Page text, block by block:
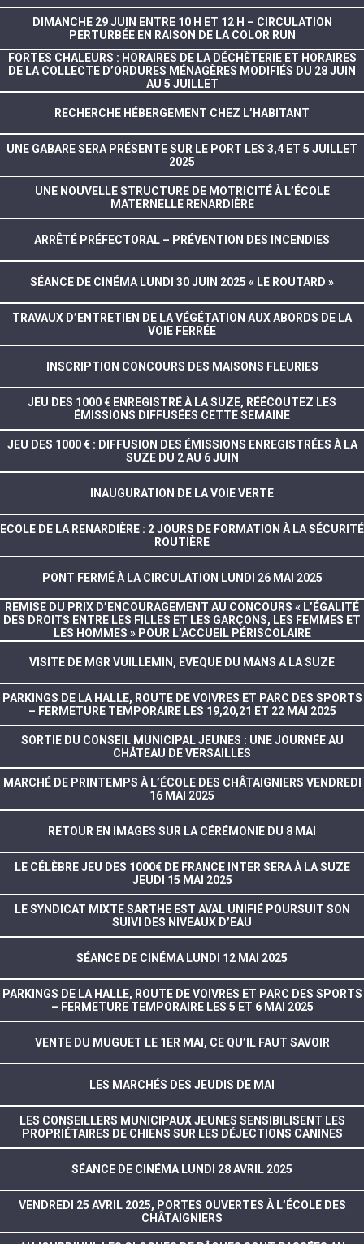
DIMANCHE 29 JUIN ENTRE 10 H ET 12 H – CIRCULATION
PERTURBÉE EN RAISON DE LA COLOR RUN
FORTES CHALEURS : HORAIRES DE LA DÉCHÈTERIE ET HORAIRES
DE LA COLLECTE D’ORDURES MÉNAGÈRES MODIFIÉS DU 28 JUIN
AU 5 JUILLET
RECHERCHE HÉBERGEMENT CHEZ L’HABITANT
UNE GABARE SERA PRÉSENTE SUR LE PORT LES 3,4 ET 5 JUILLET
2025
UNE NOUVELLE STRUCTURE DE MOTRICITÉ À L’ÉCOLE
MATERNELLE RENARDIÈRE
ARRÊTÉ PRÉFECTORAL – PRÉVENTION DES INCENDIES
SÉANCE DE CINÉMA LUNDI 30 JUIN 2025 « LE ROUTARD »
TRAVAUX D’ENTRETIEN DE LA VÉGÉTATION AUX ABORDS DE LA
VOIE FERRÉE
INSCRIPTION CONCOURS DES MAISONS FLEURIES
JEU DES 1000 € ENREGISTRÉ À LA SUZE, RÉÉCOUTEZ LES
ÉMISSIONS DIFFUSÉES CETTE SEMAINE
JEU DES 1000 € : DIFFUSION DES ÉMISSIONS ENREGISTRÉES À LA
SUZE DU 2 AU 6 JUIN
INAUGURATION DE LA VOIE VERTE
ECOLE DE LA RENARDIÈRE : 2 JOURS DE FORMATION À LA SÉCURITÉ
ROUTIÈRE
PONT FERMÉ À LA CIRCULATION LUNDI 26 MAI 2025
REMISE DU PRIX D’ENCOURAGEMENT AU CONCOURS « L’ÉGALITÉ
DES DROITS ENTRE LES FILLES ET LES GARÇONS, LES FEMMES ET
LES HOMMES » POUR L’ACCUEIL PÉRISCOLAIRE
VISITE DE MGR VUILLEMIN, EVEQUE DU MANS A LA SUZE
PARKINGS DE LA HALLE, ROUTE DE VOIVRES ET PARC DES SPORTS
– FERMETURE TEMPORAIRE LES 19,20,21 ET 22 MAI 2025
SORTIE DU CONSEIL MUNICIPAL JEUNES : UNE JOURNÉE AU
CHÂTEAU DE VERSAILLES
MARCHÉ DE PRINTEMPS À L’ÉCOLE DES CHÂTAIGNIERS VENDREDI
16 MAI 2025
RETOUR EN IMAGES SUR LA CÉRÉMONIE DU 8 MAI
LE CÉLÈBRE JEU DES 1000€ DE FRANCE INTER SERA À LA SUZE
JEUDI 15 MAI 2025
LE SYNDICAT MIXTE SARTHE EST AVAL UNIFIÉ POURSUIT SON
SUIVI DES NIVEAUX D’EAU
SÉANCE DE CINÉMA LUNDI 12 MAI 2025
PARKINGS DE LA HALLE, ROUTE DE VOIVRES ET PARC DES SPORTS
– FERMETURE TEMPORAIRE LES 5 ET 6 MAI 2025
VENTE DU MUGUET LE 1ER MAI, CE QU’IL FAUT SAVOIR
LES MARCHÉS DES JEUDIS DE MAI
LES CONSEILLERS MUNICIPAUX JEUNES SENSIBILISENT LES
PROPRIÉTAIRES DE CHIENS SUR LES DÉJECTIONS CANINES
SÉANCE DE CINÉMA LUNDI 28 AVRIL 2025
VENDREDI 25 AVRIL 2025, PORTES OUVERTES À L’ÉCOLE DES
CHÂTAIGNIERS